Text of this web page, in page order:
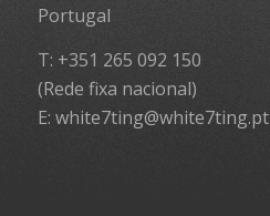
Portugal
T: +351 265 092 150
(Rede fixa nacional)
E: white7ting@white7ting.pt